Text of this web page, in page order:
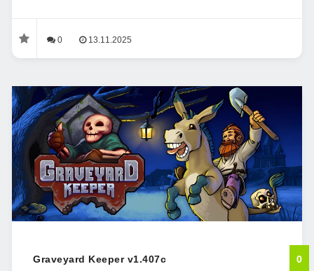
0 13.11.2025
Graveyard Keeper v1.407c 0